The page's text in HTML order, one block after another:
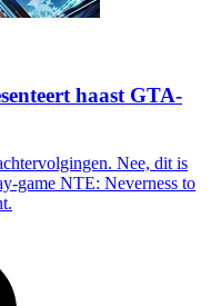
haast GTA-
Nee, dit is
game NTE: Neverness to